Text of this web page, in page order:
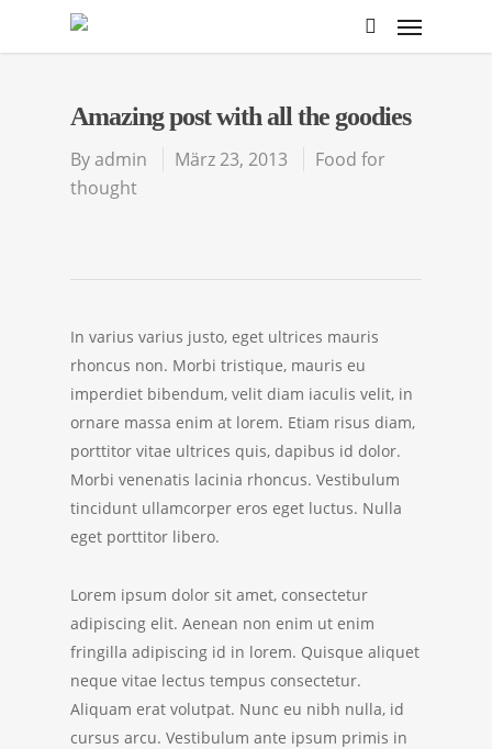
Amazing post with all the goodies
Byadmin März 23, 2013
Food for
thought
In varius varius justo, eget ultrices mauris
rhoncus non. Morbi tristique, mauris eu
imperdiet bibendum, velit diam iaculis velit, in
ornare massa enim at lorem. Etiam risus diam,
porttitor vitae ultrices quis, dapibus id dolor.
Morbi venenatis lacinia rhoncus. Vestibulum
tincidunt ullamcorper eros eget luctus. Nulla
eget porttitor libero.
Lorem ipsum dolor sit amet, consectetur
adipiscing elit. Aenean non enim ut enim
fringilla adipiscing id in lorem. Quisque aliquet
neque vitae lectus tempus consectetur.
Aliquam erat volutpat. Nunc eu nibh nulla, id
cursus arcu. Vestibulum ante ipsum primis in